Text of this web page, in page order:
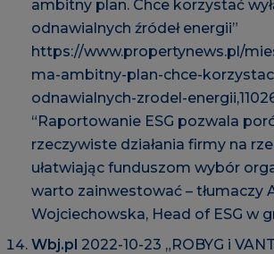
ambitny plan. Chce korzystać
odnawialnych źródeł energii”
https://www.propertynews.pl/
ma-ambitny-plan-chce-
odnawialnych-zrodel-
“Raportowanie ESG pozwala
rzeczywiste działania firmy na
ułatwiając funduszom wybór
warto zainwestować – tłumaczy
Wojciechowska, Head of ESG w
Wbj.pl 2022-10-23 „ROBYG i